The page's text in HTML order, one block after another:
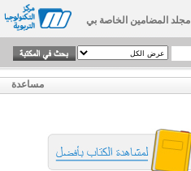
مجلد المضامين الخاصة بي
مساعدة